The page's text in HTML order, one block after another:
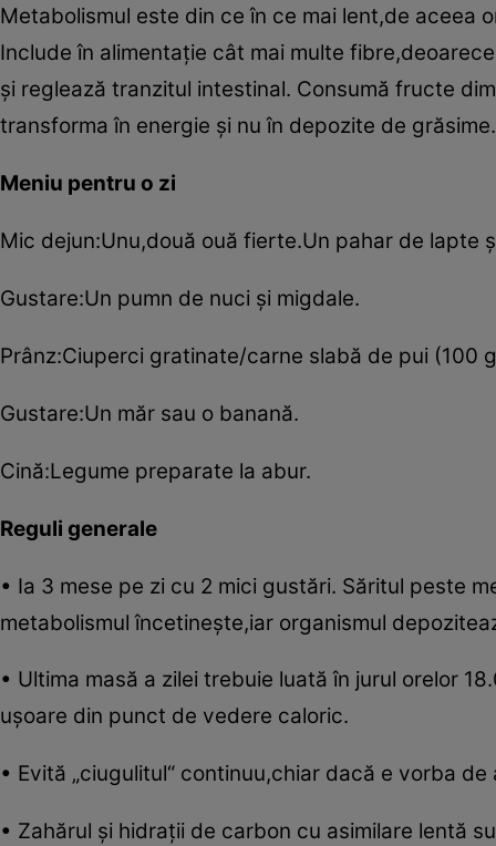
Metabolismul este din ce în ce mai lent,de aceea
Include în alimentaţie cât mai multe
şi reglează tranzitul intestinal. Consumă fructe
transforma în energie şi nu în depozite de grăsime.
Meniu pentru o zi
Mic dejun:Unu,două ouă fierte.Un pahar de lapte
Gustare:Un pumn de nuci şi migdale.
Prânz:Ciuperci gratinate/carne slabă de pui (100
Gustare:Un măr sau o banană.
Cină:Legume preparate la abur.
Reguli generale
• Ia 3 mese pe zi cu 2 mici gustări. Săritul peste
metabolismul încetineşte,iar organismul
• Ultima masă a zilei trebuie luată în jurul orelor
uşoare din punct de vedere caloric.
• Evită „ciugulitul“ continuu,chiar dacă e vorba
• Zahărul şi hidraţii de carbon cu asimilare lentă